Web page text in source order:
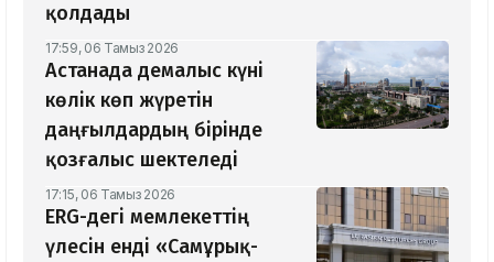
қолдады
17:59, 06 Тамыз 2026
Астанада демалыс күні
көлік көп жүретін
даңғылдардың бірінде
қозғалыс шектеледі
17:15, 06 Тамыз 2026
ERG-дегі мемлекеттің
үлесін енді «Самұрық-